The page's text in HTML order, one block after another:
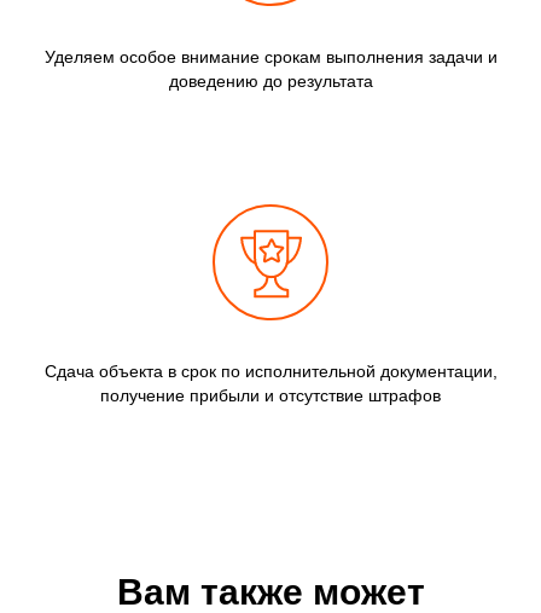
Уделяем особое внимание срокам выполнения задачи и
доведению до результата
Сдача объекта в срок по исполнительной документации,
получение прибыли и отсутствие штрафов
Вам также может